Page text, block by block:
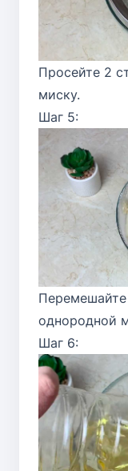
Просейте 2
миску.
Шаг 5:
Перемешайте
однородной
Шаг 6: